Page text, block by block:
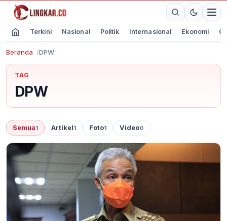
Terkini Nasional Politik Internasional Ekonomi
Beranda DPW
TAG
DPW
Semua1 Artikel1 Foto1 Video0